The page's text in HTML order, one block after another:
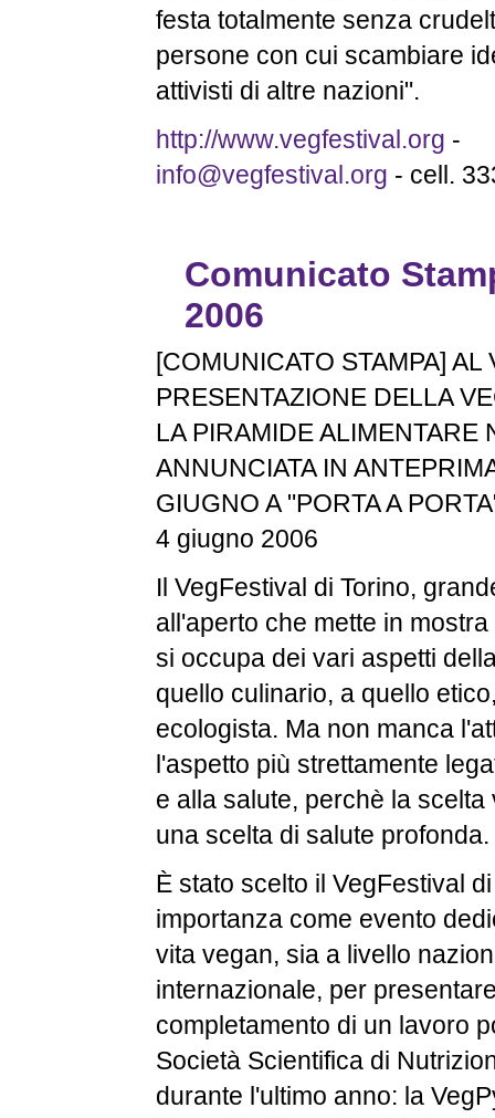
festa totalmente senza
persone con cui scambiare
attivisti di altre nazioni".
http://www.vegfestival.org -
info@vegfestival.org - cell.
Comunicato
2006
[COMUNICATO STAMPA] AL
PRESENTAZIONE DELLA
LA PIRAMIDE ALIMENTARE
ANNUNCIATA IN
GIUGNO A "PORTA A
4 giugno 2006
Il VegFestival di Torino,
all'aperto che mette in
si occupa dei vari aspetti
quello culinario, a quello
ecologista. Ma non manca
l'aspetto più strettamente
e alla salute, perchè la
una scelta di salute profonda.
È stato scelto il VegFestival
importanza come evento
vita vegan, sia a livello
internazionale, per
completamento di un lavoro
Società Scientifica di
durante l'ultimo anno: la